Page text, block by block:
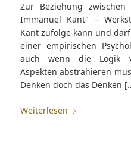
Zur Beziehung
Immanuel Kant" –
Kant zufolge kann und
einer empirischen
auch wenn die Logik
Aspekten abstrahieren
Denken doch das Denken
Weiterlesen